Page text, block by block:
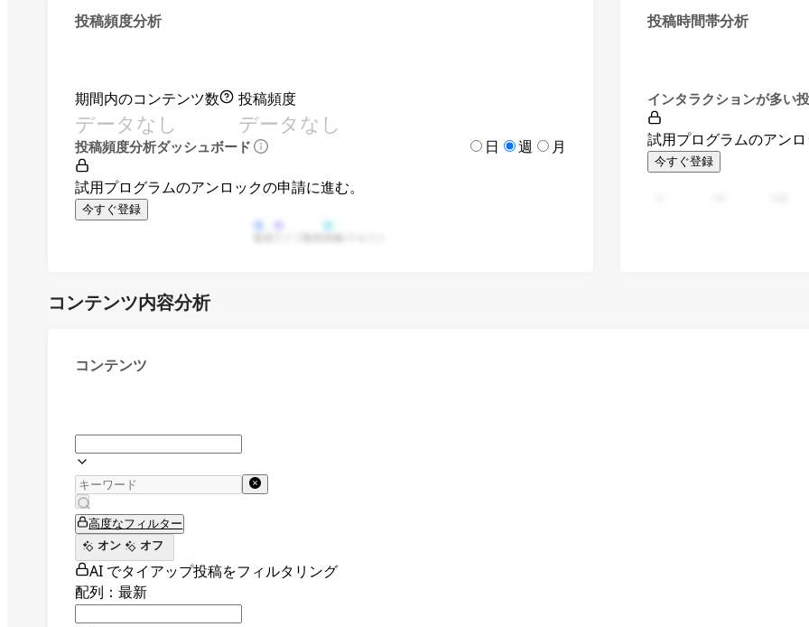
投稿頻度分析
期間内のコンテンツ数
データなし
投稿頻度
データなし
投稿頻度分析ダッシュボード 日 週 月
試用プログラムのアンロックの申請に進む。
今すぐ登録
投稿時間帯分析
インタラクションが多い
試用プログラムのアンロ
今すぐ登録
コンテンツ内容分析
コンテンツ
高度なフィルター
オン
オフ
AI でタイアップ投稿をフィルタリング
配列：最新